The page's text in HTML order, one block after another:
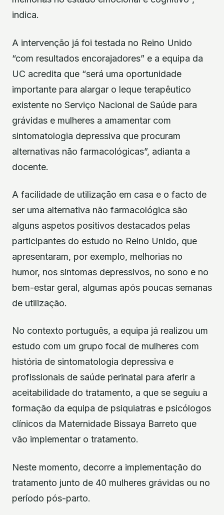
indica.
A intervenção já foi testada no Reino Unido
“com resultados encorajadores” e a equipa da
UC acredita que “será uma oportunidade
importante para alargar o leque terapêutico
existente no Serviço Nacional de Saúde para
grávidas e mulheres a amamentar com
sintomatologia depressiva que procuram
alternativas não farmacológicas”, adianta a
docente.
A facilidade de utilização em casa e o facto de
ser uma alternativa não farmacológica são
alguns aspetos positivos destacados pelas
participantes do estudo no Reino Unido, que
apresentaram, por exemplo, melhorias no
humor, nos sintomas depressivos, no sono e no
bem-estar geral, algumas após poucas semanas
de utilização.
No contexto português, a equipa já realizou um
estudo com um grupo focal de mulheres com
história de sintomatologia depressiva e
profissionais de saúde perinatal para aferir a
aceitabilidade do tratamento, a que se seguiu a
formação da equipa de psiquiatras e psicólogos
clínicos da Maternidade Bissaya Barreto que
vão implementar o tratamento.
Neste momento, decorre a implementação do
tratamento junto de 40 mulheres grávidas ou no
período pós-parto.